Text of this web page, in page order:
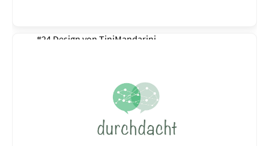
#24 Design von TiniMandarini